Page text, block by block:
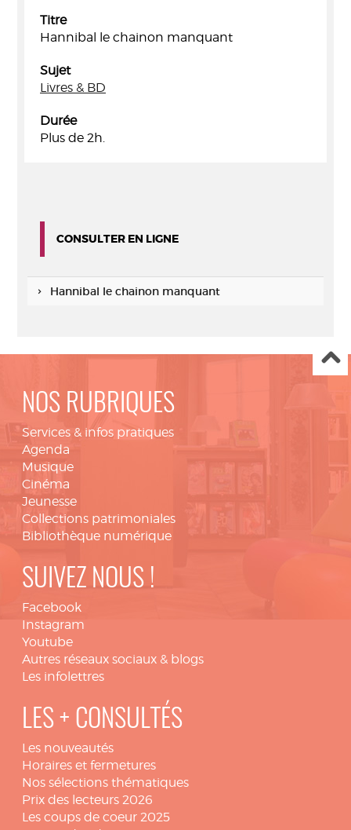
Titre
Hannibal le chainon manquant
Sujet
Livres & BD
Durée
Plus de 2h.
CONSULTER EN LIGNE
Hannibal le chainon manquant
NOS RUBRIQUES
Services & infos pratiques
Agenda
Musique
Cinéma
Jeunesse
Collections patrimoniales
Bibliothèque numérique
SUIVEZ NOUS !
Facebook
Instagram
Youtube
Autres réseaux sociaux & blogs
Les infolettres
LES + CONSULTÉS
Les nouveautés
Horaires et fermetures
Nos sélections thématiques
Prix des lecteurs 2026
Les coups de coeur 2025